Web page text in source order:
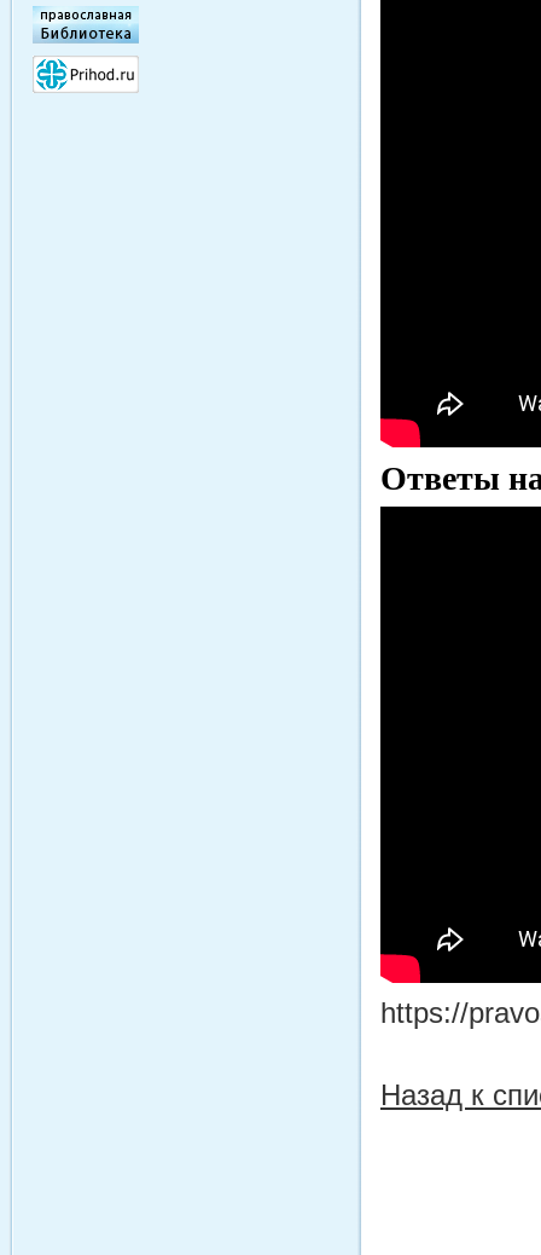
Ответы
https://
Назад к